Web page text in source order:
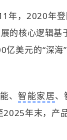
年，2020年
的核心逻辑基
美元的“深海
、智能家居、
年末，产